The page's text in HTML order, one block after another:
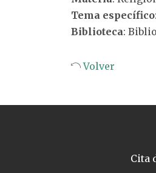
Tema específico
Biblioteca:
Volver
Cita